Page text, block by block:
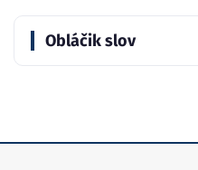
Obláčik slov